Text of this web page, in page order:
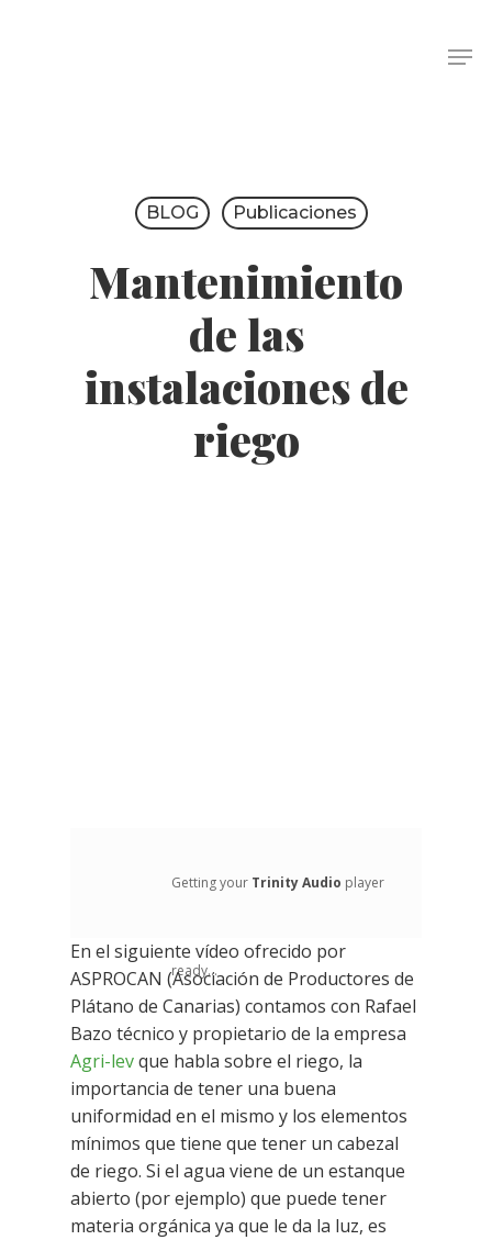
BLOG Publicaciones
Mantenimiento
de las
instalaciones de
riego
Getting your Trinity Audio player
ready...
En el siguiente vídeo ofrecido por
ASPROCAN (Asociación de Productores de
Plátano de Canarias) contamos con Rafael
Bazo técnico y propietario de la empresa
Agri-levque habla sobre el riego, la
importancia de tener una buena
uniformidad en el mismo y los elementos
mínimos que tiene que tener un cabezal
de riego. Si el agua viene de un estanque
abierto (por ejemplo) que puede tener
materia orgánica ya que le da la luz, es